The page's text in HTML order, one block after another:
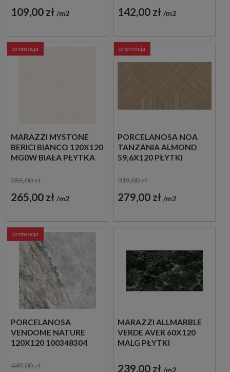
109,00 zł m2 142,00 zł m2
MARAZZI MYSTONE
BERICI BIANCO 120X120
MG0W BIAŁA PŁYTKA
285,00 zł
265,00 zł m2
promocja
PORCELANOSA NOA
TANZANIA ALMOND
59,6X120 PŁYTKI
DREWNO
319,00 zł
279,00 zł m2
promocja
PORCELANOSA
VENDOME NATURE
120X120 100348304
MARMUROPODOBNE
449,00 zł
promocja
MARAZZI ALLMARBLE
VERDE AVER 60X120
MALG PŁYTKI
GRESOWE
239,00 zł m2